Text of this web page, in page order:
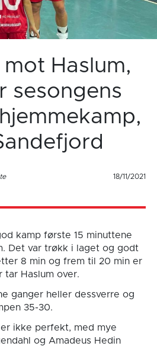
Haslum,
sesongens
18/11/2021
kamp første 15 minuttene
Det var trøkk i laget og godt
8 min og frem til 20 min er
Haslum over.
ganger heller dessverre og
35-30.
ikke perfekt, med mye
og Amadeus Hedin